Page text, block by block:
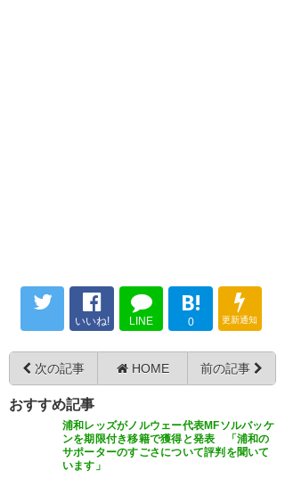
ありがとうソルバッケン選手
ファンじゃなく選手としてすぐ
にでも帰ってきて構わないから
ソルバッケン退団かもう少し見
たかった
— ノヴィ (TSF1991)2024, 7月 1
いいね! LINE
B!
0 更新通知
次の記事 HOME 前の記事
おすすめ記事
浦和レッズがノルウェー代表MFソルバッケ
ンを期限付き移籍で獲得と発表 「浦和の
サポーターのすごさについて評判を聞いて
います」